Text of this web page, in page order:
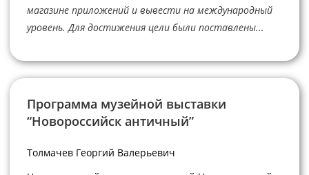
магазине приложений и вывести на международный
уровень. Для достижения цели были поставлены...
Программа музейной выставки
“Новороссийск античный”
Толмачев Георгий Валерьевич